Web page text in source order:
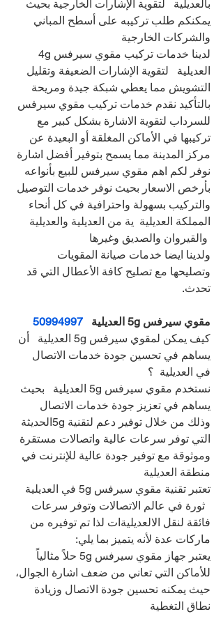
بالعديلية   لتقوية الإشارات الخارجية بحيث
يمكنكم طلب تركيبه على أسطح المباني
والشركات الخارجية
العديلية   لتقوية الإشارات الضعيفة وتقليل
التشويش مما يعطي شبكة جيدة ومريحة
بالتأكيد نقدم خدمات تركيب مقوي سيرفس
للسرداب لتقوية الاشارة بشكل كبير مع
تركيبها في الأماكن المغلقة أو البعيدة عن
مركز المدينة مما يسمح بتوفير أفضل اشارة
نوفر لكم اهم مقوي سيرفس للبيع بأنواعه
بأرخص الاسعار بحيث نوفر خدمات التوصيل
والتركيب بسهولة واحترافية في كل أنحاء
المملكة العديلية  ية من العديلية والعديلية
والقيروان والصديق وغيرها
ولدينا ايضا خدمات صيانة المقويات
وتصليحها مع تصليح كافة الأعطال التي قد
تحدث.
مقوي سيرفس 5g العديلية
50994997
كيف يمكن لمقوي سيرفس 5g العديلية   أن
يساهم في تحسين جودة خدمات الاتصال
في العديلية  ؟
نستخدم مقوي سيرفس 5g العديلية   بحيث
يساهم في تعزيز جودة خدمات الاتصال
وذلك من خلال توفير دعم لتقنية 5gالحديثة
التي توفر سرعات عالية واتصالات مستقرة
وموثوقة مع توفير جودة عالية للإنترنت في
منطقة العديلية
تعتبر تقنية مقوي سيرفس 5g في العديلية
ثورة في عالم الاتصالات وتوفر سرعات
فائقة لنقل الالعديليةات لذا تم توفيره من
ماركات عدة لأنه يتميز بما يلي:
يعتبر جهاز مقوي سيرفس 5g حلاً مثالياً
للأماكن التي تعاني من ضعف اشارة الجوال،
حيث يمكنه تحسين جودة الاتصال وزيادة
نطاق التغطية